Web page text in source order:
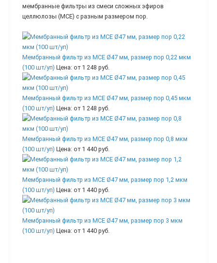
мембранные фильтры из смеси сложных эфиров
целлюлозы (МСЕ) с разным размером пор.
Мембранный фильтр из MCE Ø47 мм, размер пор 0,22 мкм
(100 шт/уп) Цена: от 1 248 руб.
Мембранный фильтр из MCE Ø47 мм, размер пор 0,45 мкм
(100 шт/уп) Цена: от 1 248 руб.
Мембранный фильтр из MCE Ø47 мм, размер пор 0,8 мкм
(100 шт/уп) Цена: от 1 440 руб.
Мембранный фильтр из MCE Ø47 мм, размер пор 1,2 мкм
(100 шт/уп) Цена: от 1 440 руб.
Мембранный фильтр из MCE Ø47 мм, размер пор 3 мкм
(100 шт/уп) Цена: от 1 440 руб.